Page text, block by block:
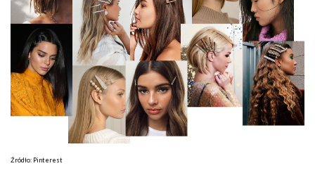
Źródło: Pinterest